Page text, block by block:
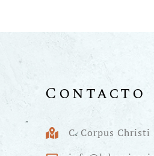
Contacto
C. Corpus